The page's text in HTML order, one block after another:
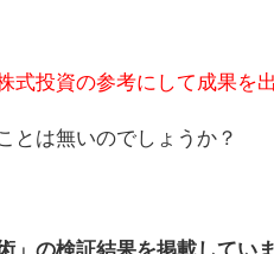
式投資の参考にして成果を
とは無いのでしょうか？
」の検証結果を掲載していま